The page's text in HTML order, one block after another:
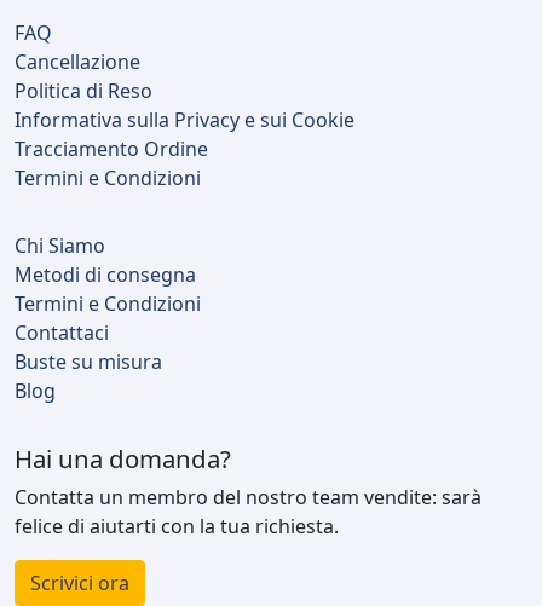
FAQ
Cancellazione
Politica di Reso
Informativa sulla Privacy e sui Cookie
Tracciamento Ordine
Termini e Condizioni
Chi Siamo
Metodi di consegna
Termini e Condizioni
Contattaci
Buste su misura
Blog
Hai una domanda?
Contatta un membro del nostro team vendite: sarà
felice di aiutarti con la tua richiesta.
Scrivici ora